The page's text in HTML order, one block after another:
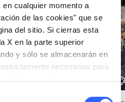
cualquier momento a
de las cookies" que se
del sitio. Si cierras esta
X en la parte superior
y sólo se almacenarán en
necesarias para
color_lens Ideas
favorite_border